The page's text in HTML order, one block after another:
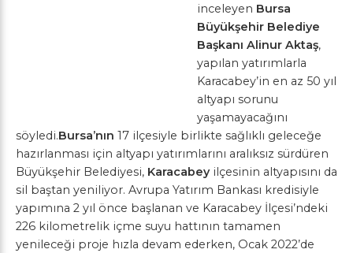
inceleyen Bursa
Büyükşehir Belediye
Başkanı Alinur Aktaş,
yapılan yatırımlarla
Karacabey’in en az 50 yıl
altyapı sorunu
yaşamayacağını
söyledi.Bursa’nın 17 ilçesiyle birlikte sağlıklı geleceğe
hazırlanması için altyapı yatırımlarını aralıksız sürdüren
Büyükşehir Belediyesi, Karacabey ilçesinin altyapısını da
sil baştan yeniliyor. Avrupa Yatırım Bankası kredisiyle
yapımına 2 yıl önce başlanan ve Karacabey İlçesi’ndeki
226 kilometrelik içme suyu hattının tamamen
yenileceği proje hızla devam ederken, Ocak 2022’de